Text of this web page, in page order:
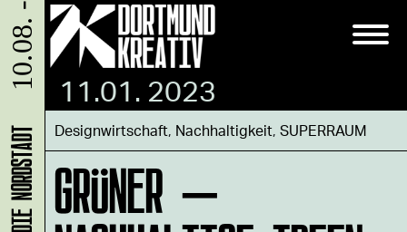
11.01. 2023
Designwirtschaft, Nachhaltigkeit, SUPERRAUM
GRÜNER –